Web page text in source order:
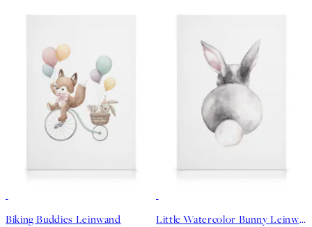
Biking Buddies Leinwand Little Watercolor Bunny Leinwand